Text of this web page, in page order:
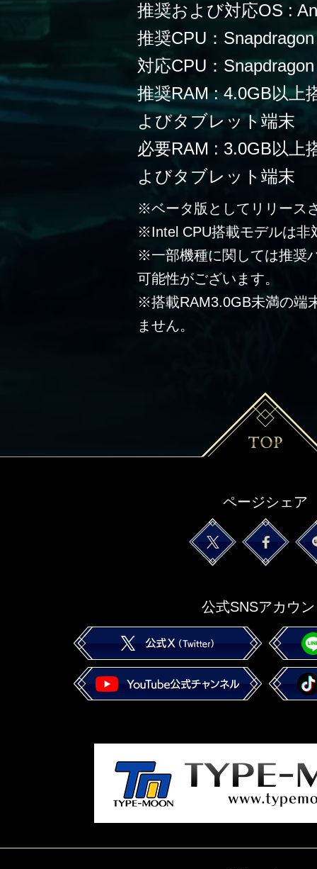
推奨および対応OS :
推奨CPU：
対応CPU：
推奨RAM : 4.0GB以上
よびタブレット端末
必要RAM : 3.0GB以上
よびタブレット端末
※ベータ版としてリリース
※Intel CPU搭載モデルは非
※一部機種に関しては推奨
可能性がございます。
※搭載RAM3.0GB未満の端
ません。
ページシェア
公式SNSアカウ